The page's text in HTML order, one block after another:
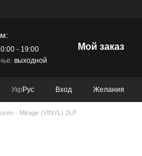
- 19:00
выходной
Мой заказ
Укр Рус Вход Желания
- Mirage (VINYL) 2LP